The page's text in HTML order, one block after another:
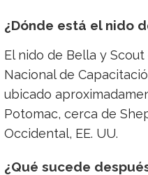
¿Dónde está el nido
El nido de Bella y
Nacional de
ubicado
Potomac, cerca de
Occidental, EE. UU.
¿Qué sucede